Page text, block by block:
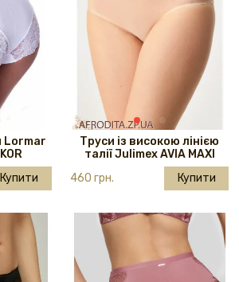
Lormar
Купити
Труси із високою лінією
талії Julimex AVIA MAXI
460 грн.
Купити